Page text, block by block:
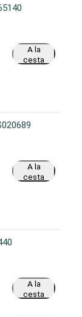
A la
cesta
A la
cesta
A la
cesta